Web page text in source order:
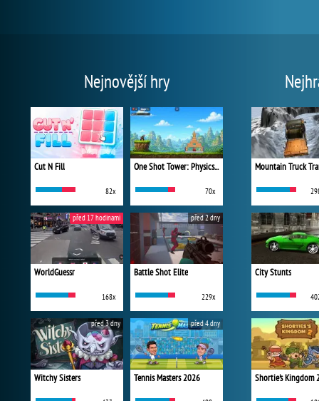
Nejnovější hry
Cut N Fill
82x
One Shot Tower: Physics Destroyer
70x
WorldGuessr
168x
před 17 hodinami
Battle Shot Elite
229x
před 2 dny
Witchy Sisters
před 3 dny
Tennis Masters 2026
před 4 dny
Mountain Truck
City Stunts
Shortie's Kingdom